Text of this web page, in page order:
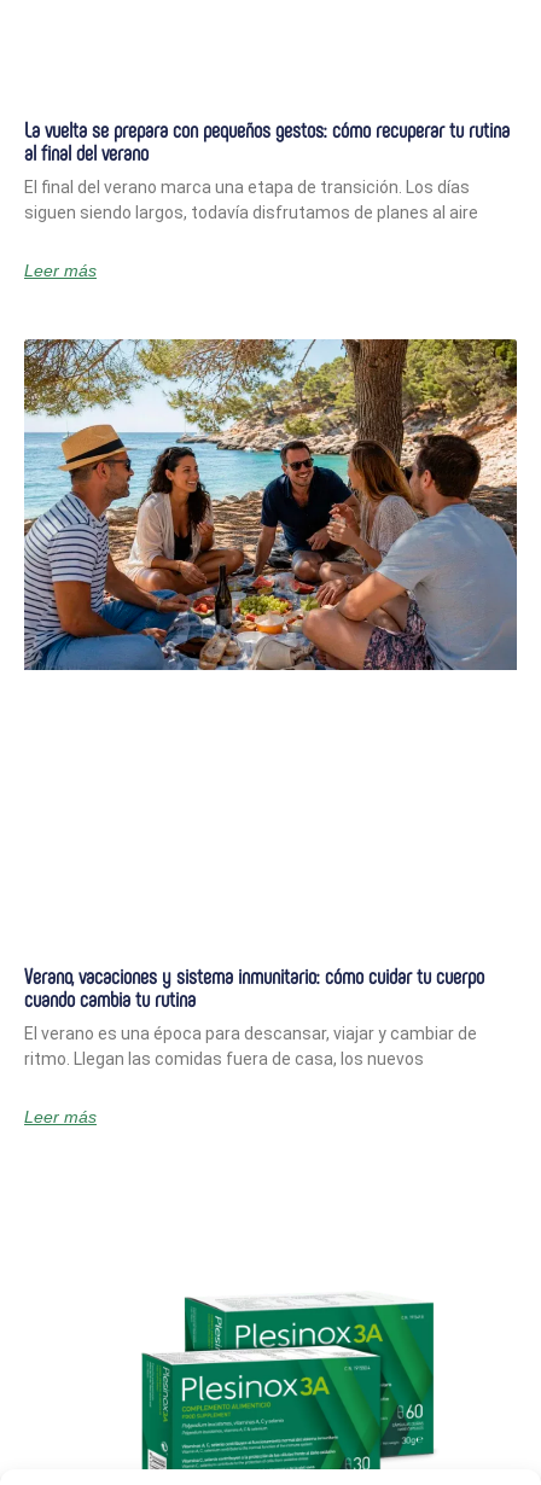
La vuelta se prepara con pequeños gestos: cómo recuperar tu rutina
al final del verano
El final del verano marca una etapa de transición. Los días
siguen siendo largos, todavía disfrutamos de planes al aire
Leer más
Verano, vacaciones y sistema inmunitario: cómo cuidar tu cuerpo
cuando cambia tu rutina
El verano es una época para descansar, viajar y cambiar de
ritmo. Llegan las comidas fuera de casa, los nuevos
Leer más